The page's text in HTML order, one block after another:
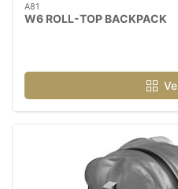
A81
W6 ROLL-TOP BACKPACK